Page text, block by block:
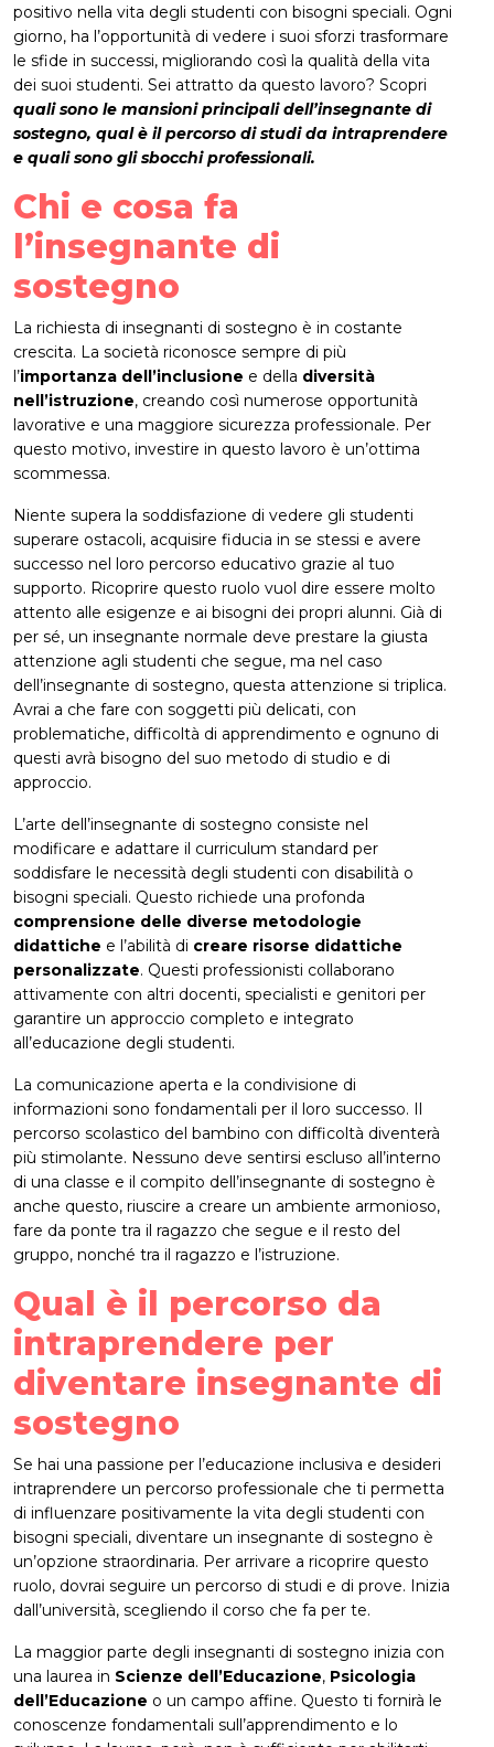
positivo nella vita degli studenti con bisogni speciali. Ogni
giorno, ha l’opportunità di vedere i suoi sforzi trasformare
le sfide in successi, migliorando così la qualità della vita
dei suoi studenti. Sei attratto da questo lavoro? Scopri
quali sono le mansioni principali dell’insegnante di
sostegno, qual è il percorso di studi da intraprendere
e quali sono gli sbocchi professionali.
Chi e cosa fa
l’insegnante di
sostegno
La richiesta di insegnanti di sostegno è in costante
crescita. La società riconosce sempre di più
l’importanza dell’inclusione e della diversità
nell’istruzione, creando così numerose opportunità
lavorative e una maggiore sicurezza professionale. Per
questo motivo, investire in questo lavoro è un’ottima
scommessa.
Niente supera la soddisfazione di vedere gli studenti
superare ostacoli, acquisire fiducia in se stessi e avere
successo nel loro percorso educativo grazie al tuo
supporto. Ricoprire questo ruolo vuol dire essere molto
attento alle esigenze e ai bisogni dei propri alunni. Già di
per sé, un insegnante normale deve prestare la giusta
attenzione agli studenti che segue, ma nel caso
dell’insegnante di sostegno, questa attenzione si triplica.
Avrai a che fare con soggetti più delicati, con
problematiche, difficoltà di apprendimento e ognuno di
questi avrà bisogno del suo metodo di studio e di
approccio.
L’arte dell’insegnante di sostegno consiste nel
modificare e adattare il curriculum standard per
soddisfare le necessità degli studenti con disabilità o
bisogni speciali. Questo richiede una profonda
comprensione delle diverse metodologie
didattiche e l’abilità di creare risorse didattiche
personalizzate. Questi professionisti collaborano
attivamente con altri docenti, specialisti e genitori per
garantire un approccio completo e integrato
all’educazione degli studenti.
La comunicazione aperta e la condivisione di
informazioni sono fondamentali per il loro successo. Il
percorso scolastico del bambino con difficoltà diventerà
più stimolante. Nessuno deve sentirsi escluso all’interno
di una classe e il compito dell’insegnante di sostegno è
anche questo, riuscire a creare un ambiente armonioso,
fare da ponte tra il ragazzo che segue e il resto del
gruppo, nonché tra il ragazzo e l’istruzione.
Qual è il percorso da
intraprendere per
diventare insegnante di
sostegno
Se hai una passione per l’educazione inclusiva e desideri
intraprendere un percorso professionale che ti permetta
di influenzare positivamente la vita degli studenti con
bisogni speciali, diventare un insegnante di sostegno è
un’opzione straordinaria. Per arrivare a ricoprire questo
ruolo, dovrai seguire un percorso di studi e di prove. Inizia
dall’università, scegliendo il corso che fa per te.
La maggior parte degli insegnanti di sostegno inizia con
una laurea in Scienze dell’Educazione, Psicologia
dell’Educazione o un campo affine. Questo ti fornirà le
conoscenze fondamentali sull’apprendimento e lo